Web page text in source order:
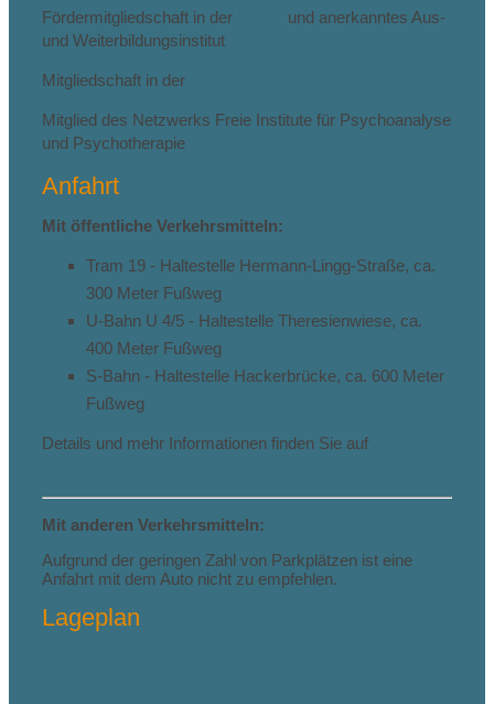
Fördermitgliedschaft in der
und anerkanntes Aus-
und Weiterbildungsinstitut
Mitgliedschaft in der
Mitglied des Netzwerks Freie Institute für Psychoanalyse
und Psychotherapie
Anfahrt
Mit öffentliche Verkehrsmitteln:
Tram 19 - Haltestelle Hermann-Lingg-Straße, ca.
300 Meter Fußweg
U-Bahn U 4/5 - Haltestelle Theresienwiese, ca.
400 Meter Fußweg
S-Bahn - Haltestelle Hackerbrücke, ca. 600 Meter
Fußweg
Details und mehr Informationen finden Sie auf
Mit anderen Verkehrsmitteln:
Aufgrund der geringen Zahl von Parkplätzen ist eine
Anfahrt mit dem Auto nicht zu empfehlen.
Lageplan